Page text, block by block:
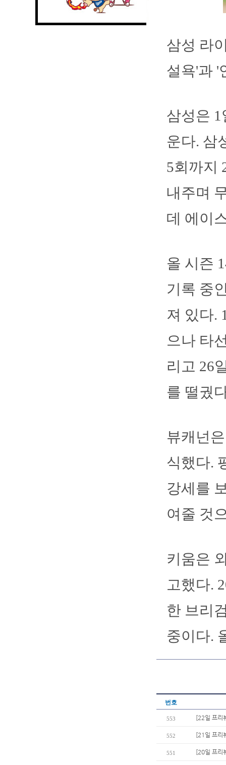
삼성 라
설욕'과 '
삼성은
운다. 삼
5회까지
내주며
데 에이
올 시즌
기록 중
져 있다.
으나 타
리고 26
를 떨궜
뷰캐넌
식했다.
강세를
여줄 것
키움은
고했다.
한 브리
중이다.
번호
553 [22일 프리
552 [21일 프리
551 [20일 프리